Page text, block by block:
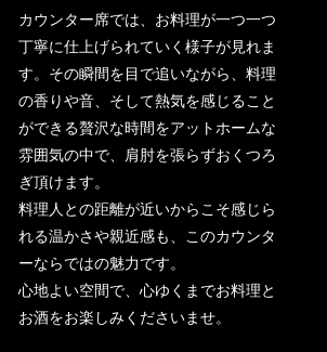
カウンター席では、お料理が一つ一つ
丁寧に仕上げられていく様子が見れま
す。その瞬間を目で追いながら、料理
の香りや音、そして熱気を感じること
ができる贅沢な時間をアットホームな
雰囲気の中で、肩肘を張らずおくつろ
ぎ頂けます。
料理人との距離が近いからこそ感じら
れる温かさや親近感も、このカウンタ
ーならではの魅力です。
心地よい空間で、心ゆくまでお料理と
お酒をお楽しみくださいませ。